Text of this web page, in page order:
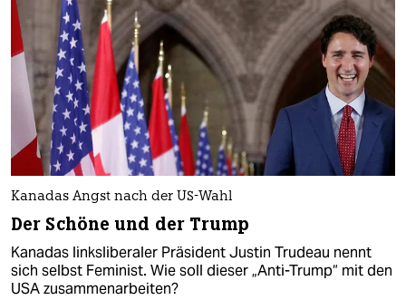
Kanadas Angst nach der US-Wahl
Der Schöne und der Trump
Kanadas linksliberaler Präsident Justin Trudeau nennt
sich selbst Feminist. Wie soll dieser „Anti-Trump“ mit den
USA zusammenarbeiten?